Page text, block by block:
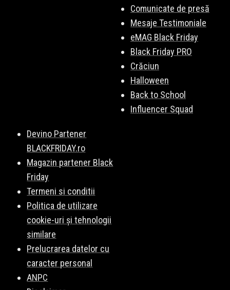
Comunicate de presă
Mesaje Testimoniale
eMAG Black Friday
Black Friday PRO
Crăciun
Halloween
Back to School
Influencer Squad
Devino Partener
BLACKFRIDAY.ro
Magazin partener Black
Friday
Termeni si conditii
Politica de utilizare
cookie-uri și tehnologii
similare
Prelucrarea datelor cu
caracter personal
ANPC